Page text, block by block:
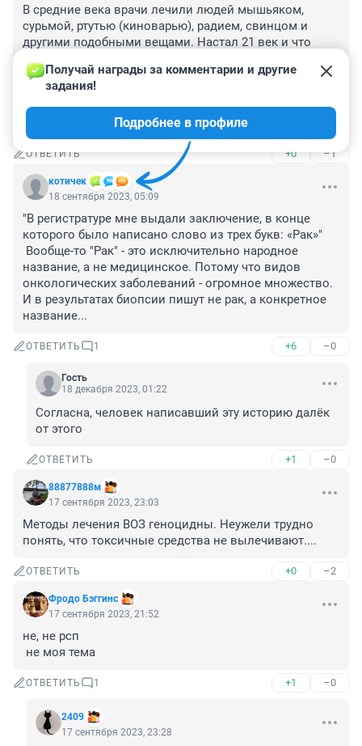
В средние века врачи лечили людей мышьяком,
сурьмой, ртутью (киноварью), радием, свинцом и
другими подобными вещами. Настал 21 век и что
лишь нюансы того, как людей травят. Яды стали
более извращенные, и назвали всё это
"химиотерапией". А по сути такое же средневековое
ОТВЕТИТЬ +0 –1
котичек
Получай награды за комментарии и другие
задания!
Подробнее в профиле
18 сентября 2023, 05:09
"В регистратуре мне выдали заключение, в конце
которого было написано слово из трех букв: «Рак»"
Вообще-то "Рак" - это исключительно народное
название, а не медицинское. Потому что видов
онкологических заболеваний - огромное множество.
И в результатах биопсии пишут не рак, а конкретное
название...
ОТВЕТИТЬ 1 +6 –0
Гость
18 декабря 2023, 01:22
Согласна, человек написавший эту историю далёк
от этого
ОТВЕТИТЬ +1 –0
88877888м
17 сентября 2023, 23:03
Методы лечения ВОЗ геноцидны. Неужели трудно
понять, что токсичные средства не вылечивают....
ОТВЕТИТЬ +0 –2
Фродо Бэггинс
17 сентября 2023, 21:52
не, не рсп
не моя тема
ОТВЕТИТЬ 1 +1 –0
2409
17 сентября 2023, 23:28